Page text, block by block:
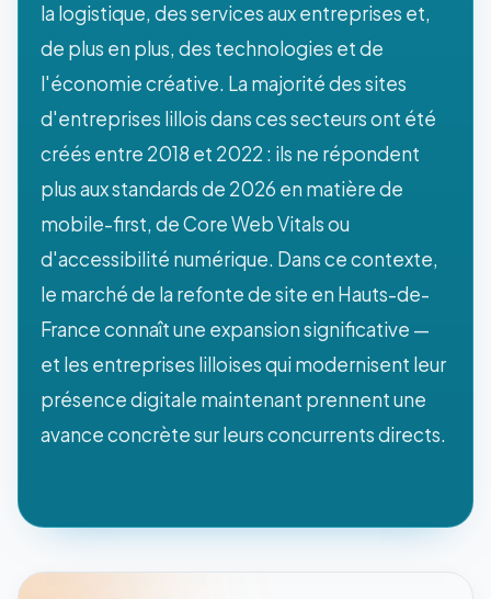
la logistique, des services aux entreprises et,
de plus en plus, des technologies et de
l'économie créative. La majorité des sites
d'entreprises lillois dans ces secteurs ont été
créés entre 2018 et 2022 : ils ne répondent
plus aux standards de 2026 en matière de
mobile-first, de Core Web Vitals ou
d'accessibilité numérique. Dans ce contexte,
le marché de la refonte de site en Hauts-de-
France connaît une expansion significative —
et les entreprises lilloises qui modernisent leur
présence digitale maintenant prennent une
avance concrète sur leurs concurrents directs.